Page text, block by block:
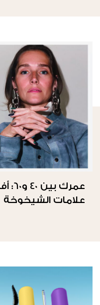
علامات الشيخوخة